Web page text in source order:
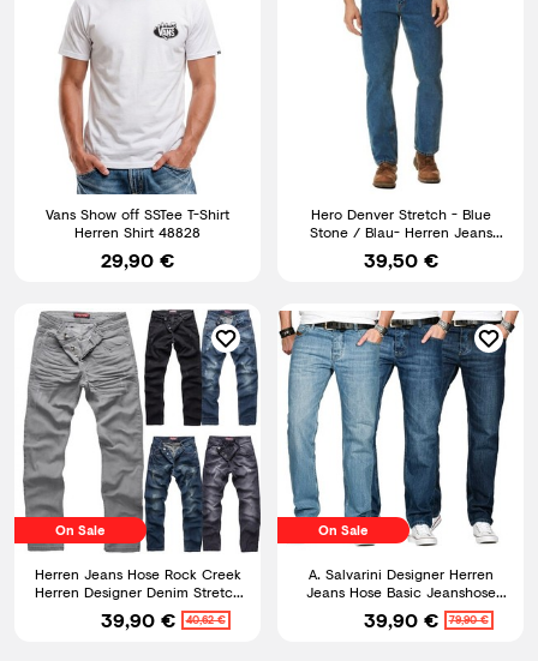
Vans Show off SSTee T-Shirt
Herren Shirt 48828
29,90 €
Hero Denver Stretch - Blue
Stone / Blau- Herren Jeans
Hose von STOOKER Brands
39,50 €
On Sale
Herren Jeans Hose Rock Creek
Herren Designer Denim Stretch
Jeanshose M2 W29-W44
39,90 € 40,62 €
On Sale
A. Salvarini Designer Herren
Jeans Hose Basic Jeanshose
Comfort Fit gerades Bein
39,90 € 79,90 €